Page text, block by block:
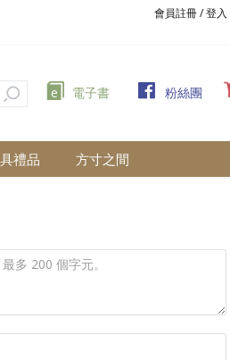
會員註冊 / 登入
e 電子書 粉絲團
禮品 方寸之間